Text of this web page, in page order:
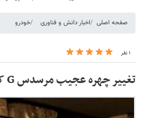
صفحه اصلی اخبار دانش و فناوری خودرو
۱ نفر
تغییر چهره عجیب مرسدس G کلاس توسط تیونر خاورمیانه‌ای /عکس